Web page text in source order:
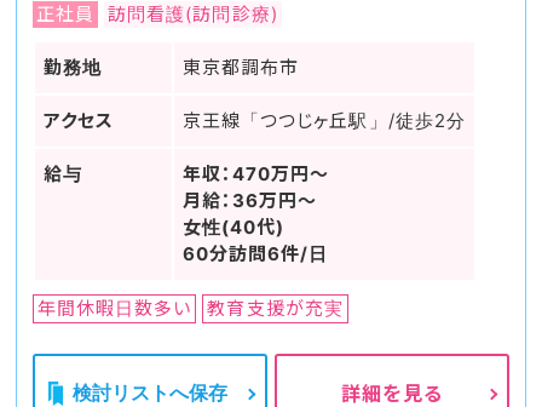
正社員 訪問看護(訪問診療)
勤務地 東京都調布市
アクセス 京王線「つつじヶ丘駅」/徒歩2分
給与
年収：470万円～
月給：36万円～
女性(40代)
60分訪問6件/日
年間休暇日数多い 教育支援が充実
検討リストへ保存 詳細を見る